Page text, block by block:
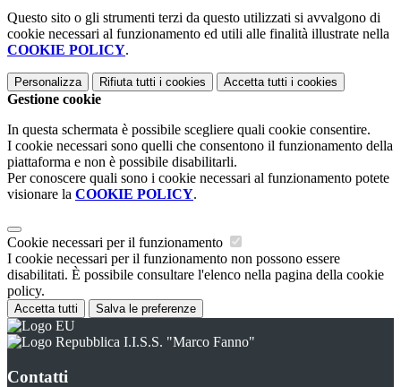
Questo sito o gli strumenti terzi da questo utilizzati si avvalgono di
cookie necessari al funzionamento ed utili alle finalità illustrate nella
COOKIE POLICY.
Personalizza Rifiuta tutti i cookies Accetta tutti i cookies
Gestione cookie
In questa schermata è possibile scegliere quali cookie consentire.
I cookie necessari sono quelli che consentono il funzionamento della
piattaforma e non è possibile disabilitarli.
Per conoscere quali sono i cookie necessari al funzionamento potete
visionare la COOKIE POLICY.
Cookie necessari per il funzionamento
I cookie necessari per il funzionamento non possono essere
disabilitati. È possibile consultare l'elenco nella pagina della cookie
policy.
Accetta tutti Salva le preferenze
I.I.S.S. "Marco Fanno"
Contatti